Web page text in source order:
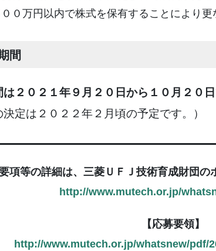
０万円以内で株式を保有することにより更
間
２０２１年９月２０日から１０月２０日
決定は２０２２年２月頃の予定です。）
項等の詳細は、三菱ＵＦＪ技術育成財団の
http://www.mutech.or.jp/
【応募要領】
http://www.mutech.or.jp/whatsnew/pdf/